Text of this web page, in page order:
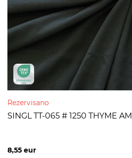
Rezervisano
SINGL TT-065 # 1250 THYME AM
8,55 eur